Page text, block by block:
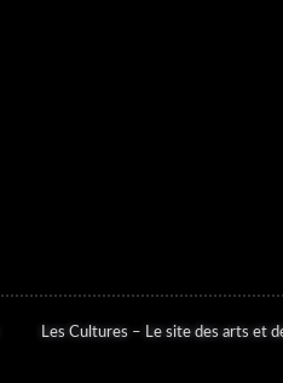
Les Cultures – Le site des arts et